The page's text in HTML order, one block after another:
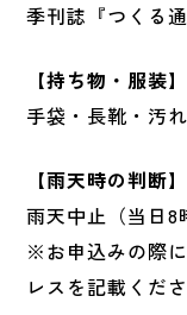
季刊誌『つくる
【持ち物・服装】
手袋・長靴・汚
【雨天時の判断】
雨天中止（当日
※お申込みの際
レスを記載くださ